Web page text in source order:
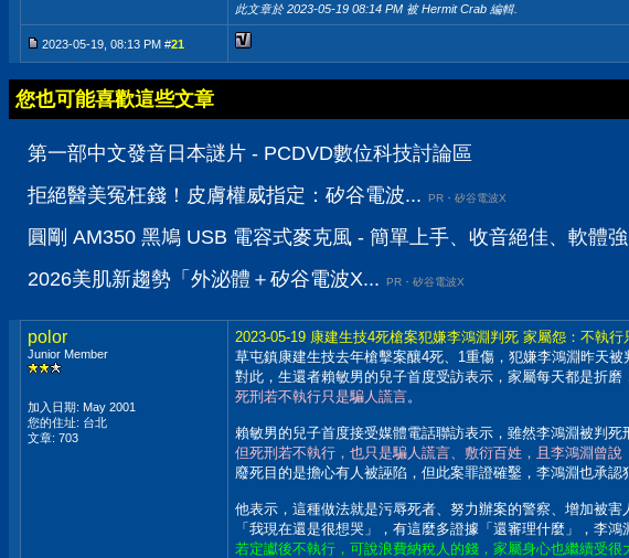
此文章於 2023-05-19 08:14 PM 被 Hermit Crab 編輯.
2023-05-19, 08:13 PM #21
您也可能喜歡這些文章
第一部中文發音日本謎片 - PCDVD數位科技討論區
拒絕醫美冤枉錢！皮膚權威指定：矽谷電波...
PR・矽谷電波X
圓剛 AM350 黑鳩 USB 電容式麥克風 - 簡單上手、收音絕佳、軟體
2026美肌新趨勢「外泌體＋矽谷電波X...
PR・矽谷電波X
polor
Junior Member
加入日期: May 2001
您的住址: 台北
文章: 703
2023-05-19 康建生技4死槍案犯嫌李鴻淵判死 家屬怨：不執行
草屯鎮康建生技去年槍擊案釀4死、1重傷，犯嫌李鴻淵昨天被
對此，生還者賴敏男的兒子首度受訪表示，家屬每天都是折磨
死刑若不執行只是騙人謊言。
賴敏男的兒子首度接受媒體電話聯訪表示，雖然李鴻淵被判死
但死刑若不執行，也只是騙人謊言、敷衍百姓，且李鴻淵曾說
廢死目的是擔心有人被誣陷，但此案罪證確鑿，李鴻淵也承
他表示，這種做法就是污辱死者、努力辦案的警察、增加被害
「我現在還是很想哭」，有這麼多證據「還審理什麼」，李
若定讞後不執行，可說浪費納稅人的錢，家屬身心也繼續受很